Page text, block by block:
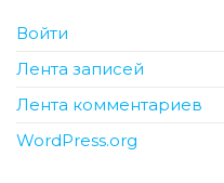
Войти
Лента записей
Лента комментариев
WordPress.org